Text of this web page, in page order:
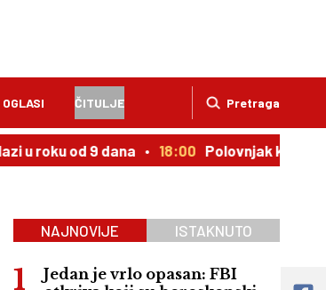
Pretraga
OGLASI ČITULJE
od 9 dana 18:00 Polovnjak kojem cena
NAJNOVIJE ISTAKNUTO
Jedan je vrlo opasan: FBI